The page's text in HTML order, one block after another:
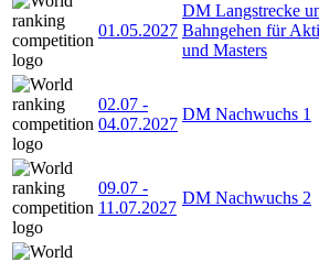
01.05.2027
DM Langstrecke
Bahngehen für
und Masters
02.07 -
04.07.2027
DM Nachwuchs 1
09.07 -
11.07.2027
DM Nachwuchs 2